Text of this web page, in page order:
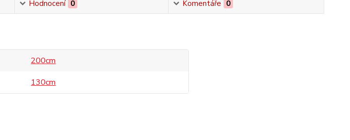
Hodnocení 0 Komentáře 0
200cm
130cm